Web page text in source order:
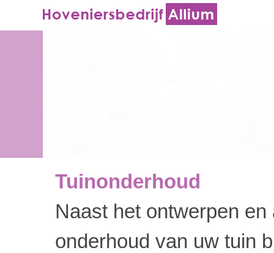
Tuinonderhoud
Naast het ontwerpen
onderhoud van uw tuin